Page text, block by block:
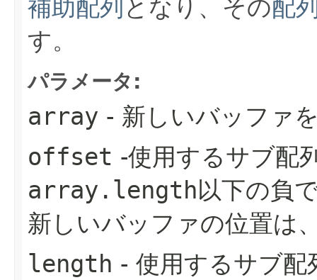
補助配列 となり、その配
す。
パラメータ:
array - 新しいバッファ
offset -使用するサブ配
array.length以下の負
新しいバッファの位置は
length - 使用するサブ配